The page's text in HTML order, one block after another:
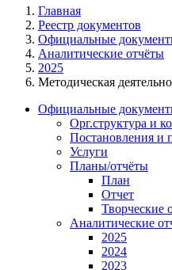
Главная
Реестр документов
Официальные
Аналитические отчёты
2025
Методическая
Официальные
Орг.структура и
Постановления и
Услуги
Планы/отчёты
План
Отчет
Творческие
Аналитические
2025
2024
2023